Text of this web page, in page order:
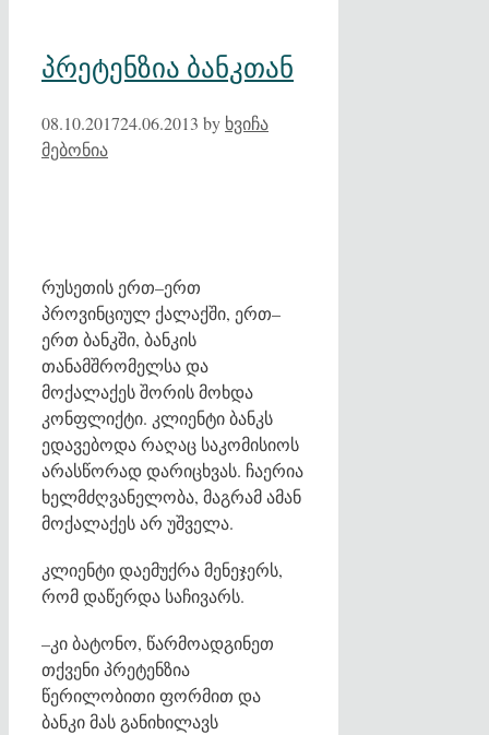
პრეტენზია ბანკთან
08.10.201724.06.2013 by ხვიჩა
მებონია
რუსეთის ერთ–ერთ
პროვინციულ ქალაქში, ერთ–
ერთ ბანკში, ბანკის
თანამშრომელსა და
მოქალაქეს შორის მოხდა
კონფლიქტი. კლიენტი ბანკს
ედავებოდა რაღაც საკომისიოს
არასწორად დარიცხვას. ჩაერია
ხელმძღვანელობა, მაგრამ ამან
მოქალაქეს არ უშველა.
კლიენტი დაემუქრა მენეჯერს,
რომ დაწერდა საჩივარს.
–კი ბატონო, წარმოადგინეთ
თქვენი პრეტენზია
წერილობითი ფორმით და
ბანკი მას განიხილავს